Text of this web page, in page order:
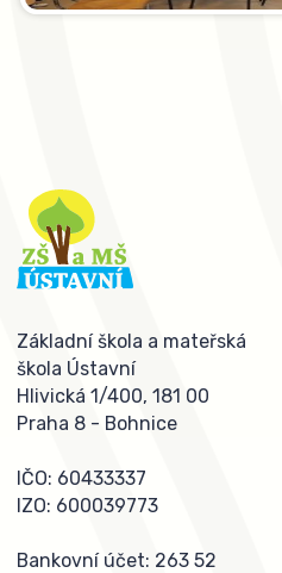
Základní škola a mateřská
škola Ústavní
Hlivická 1/400, 181 00
Praha 8 - Bohnice
IČO: 60433337
IZO: 600039773
Bankovní účet: 263 52